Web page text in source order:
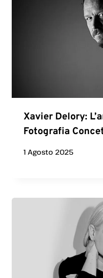
Xavier Delory:
Fotografia
1 Agosto 2025